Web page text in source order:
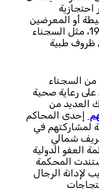
احتجازية
أو المعرضين
بشكل خاص للإصابة بفيروس كوفيد – 19، مثل السجناء
ظروف طبية
من السجناء
على رعاية صحية
العديد من
إحدى المحاكم
لمشاركتهم في
شمالي
منظمة العفو الدولية
المحكمة
لإدانة الرجال